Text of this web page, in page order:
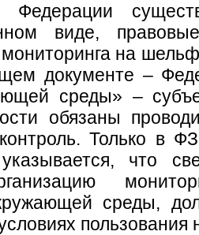
Федерации
виде,
мониторинга на
документе –
среды» –
обязаны
контроль. Только в
что
среды,
пользования